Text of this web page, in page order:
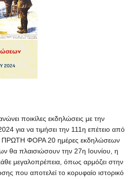
ποικίλες εκδηλώσεις με την
για να τιμήσει την 111η επέτειο από
ΠΡΩΤΗ ΦΟΡΑ 20 ημέρες εκδηλώσεων
θα πλαισιώσουν την 27η Ιουνίου, η
μεγαλοπρέπεια, όπως αρμόζει στην
που αποτελεί το κορυφαίο ιστορικό